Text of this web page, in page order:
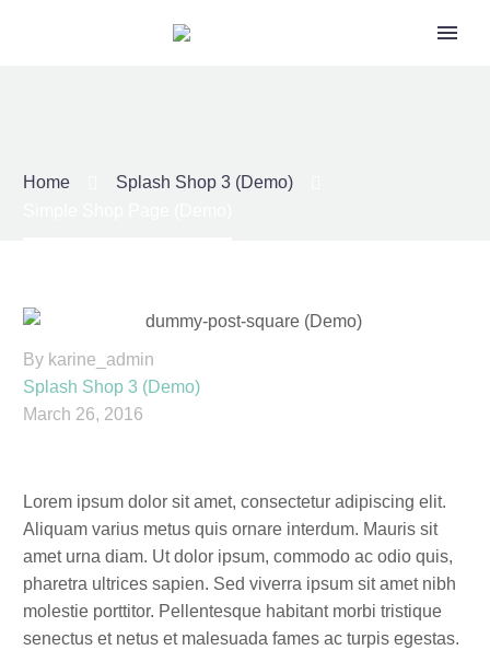
Home
Splash Shop 3 (Demo)
By karine_admin
Splash Shop 3 (Demo)
March 26, 2016
Lorem ipsum dolor sit amet, consectetur adipiscing elit.
Aliquam varius metus quis ornare interdum. Mauris sit
amet urna diam. Ut dolor ipsum, commodo ac odio quis,
pharetra ultrices sapien. Sed viverra ipsum sit amet nibh
molestie porttitor. Pellentesque habitant morbi tristique
senectus et netus et malesuada fames ac turpis egestas.